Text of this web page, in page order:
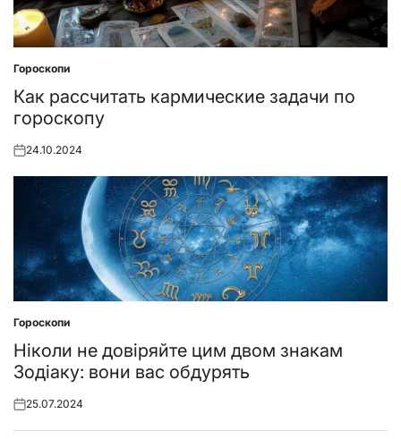
Posted
in
Гороскопи
Как рассчитать кармические задачи по
гороскопу
Posted
24.10.2024
Posted
in
Гороскопи
Ніколи не довіряйте цим двом знакам
Зодіаку: вони вас обдурять
Posted
25.07.2024